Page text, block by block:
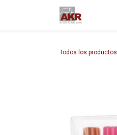
Todos los productos